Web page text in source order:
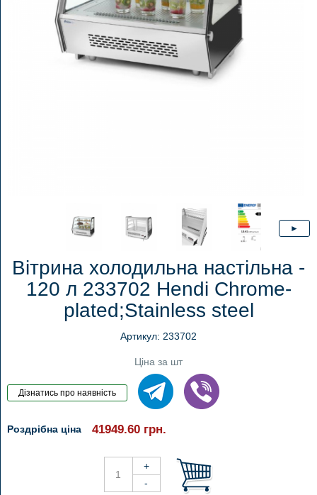
Вітрина холодильна настільна -
120 л 233702 Hendi Chrome-
plated;Stainless steel
Артикул: 233702
Ціна за шт
Роздрібна ціна 41949.60 грн.